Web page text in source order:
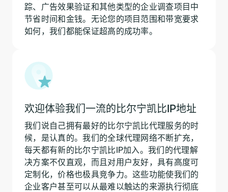
踪、广告效果验证和其他类型的企业调查项目中
节省时间和金钱。无论您的项目范围和带宽要求
如何，我们都能保证超高的成功率。
欢迎体验我们一流的比尔宁凯比IP地址
我们说自己拥有最好的比尔宁凯比代理服务的时
候，是认真的。我们的全球代理网络不断扩充，
每天都有新的比尔宁凯比IP加入。我们的代理解
决方案不仅直观，而且对用户友好，具有高度可
定制化，价格也极具竞争力。这些功能使我们的
企业客户甚至可以从最难以触达的来源执行彻底